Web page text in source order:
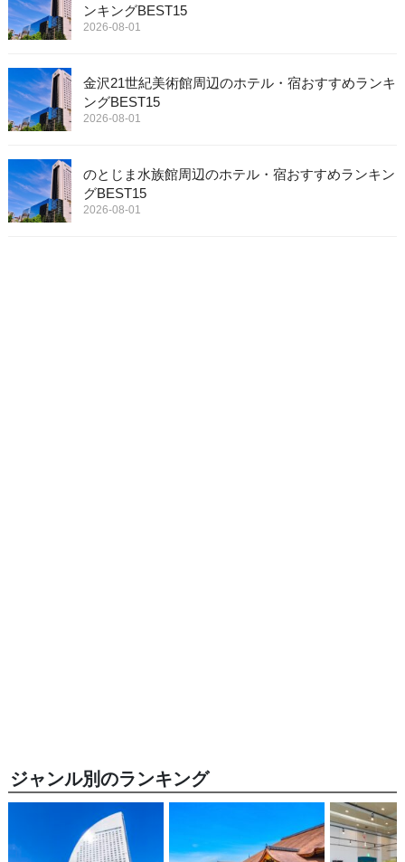
ンキングBEST15
2026-08-01
金沢21世紀美術館周辺のホテル・宿おすすめランキ
ングBEST15
2026-08-01
のとじま水族館周辺のホテル・宿おすすめランキン
グBEST15
2026-08-01
ジャンル別のランキング